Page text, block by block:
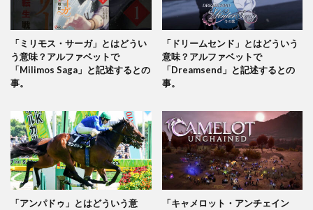
「ミリモス・サーガ」とはどうい
う意味？アルファベットで
「Milimos Saga」と記述するとの
事。
「ドリームセンド」とはどういう
意味？アルファベットで
「Dreamsend」と記述するとの
事。
「アンパドゥ」とはどういう意
「キャメロット・アンチェイン